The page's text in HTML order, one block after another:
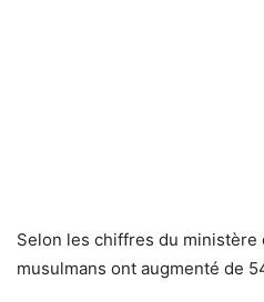
Selon les chiffres du ministère
musulmans ont augmenté de